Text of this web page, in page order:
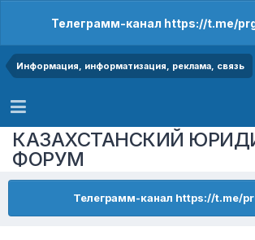
Телеграмм-канал https://t.me/
Информация, информатизация, реклама, связь
КАЗАХСТАНСКИЙ
ФОРУМ
Телеграмм-канал https://t.me/